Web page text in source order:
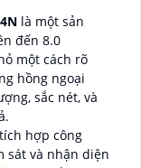
là một sản
đến 8.0
một cách rõ
hồng ngoại
sắc nét, và
hợp công
sát và nhận diện